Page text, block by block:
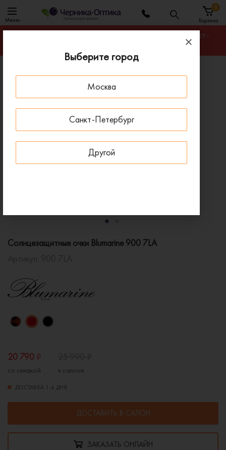
Выберите город
Москва
Санкт-Петербург
Другой
Меню Корзина
0
Гарантируем лучшую цену на любую оправу в Санкт-
Главная
Солнцезащитные очки
Солнцезащитные очки Blumarine 900 7LA
Солнцезащитные очки Blumarine 900 7LA
20 790 ₽
со скидкой в салоне
ДОСТАВКА 1-4 ДНЯ
ДОСТАВИТЬ В САЛОН
ЗАКАЗАТЬ ОНЛАЙН
ДОСТАВКА 1-4 ДНЯ